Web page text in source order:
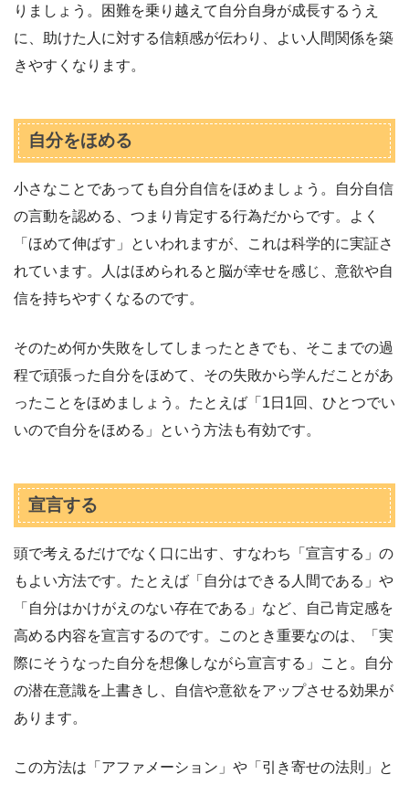
りましょう。困難を乗り越えて自分自身が成長するうえ
に、助けた人に対する信頼感が伝わり、よい人間関係を築
きやすくなります。
自分をほめる
小さなことであっても自分自信をほめましょう。自分自信
の言動を認める、つまり肯定する行為だからです。よく
「ほめて伸ばす」といわれますが、これは科学的に実証さ
れています。人はほめられると脳が幸せを感じ、意欲や自
信を持ちやすくなるのです。
そのため何か失敗をしてしまったときでも、そこまでの過
程で頑張った自分をほめて、その失敗から学んだことがあ
ったことをほめましょう。たとえば「1日1回、ひとつでい
いので自分をほめる」という方法も有効です。
宣言する
頭で考えるだけでなく口に出す、すなわち「宣言する」の
もよい方法です。たとえば「自分はできる人間である」や
「自分はかけがえのない存在である」など、自己肯定感を
高める内容を宣言するのです。このとき重要なのは、「実
際にそうなった自分を想像しながら宣言する」こと。自分
の潜在意識を上書きし、自信や意欲をアップさせる効果が
あります。
この方法は「アファメーション」や「引き寄せの法則」と